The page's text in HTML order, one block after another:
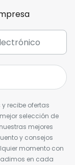
recibe ofertas
selección de
mejores
y consejos
momento con
en cada